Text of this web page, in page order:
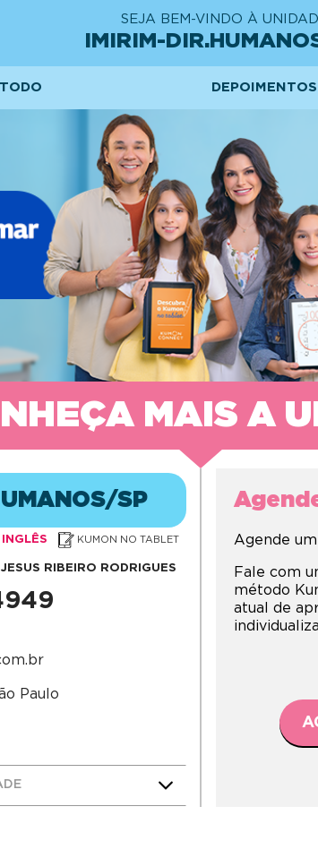
SEJA BEM-VINDO À
IMIRIM-
DEPOIMENTOS
MAIS A
SP
INGLÊS KUMON NO TABLET
RIBEIRO RODRIGUES
Paulo
Agende
Fale com
método
atual de